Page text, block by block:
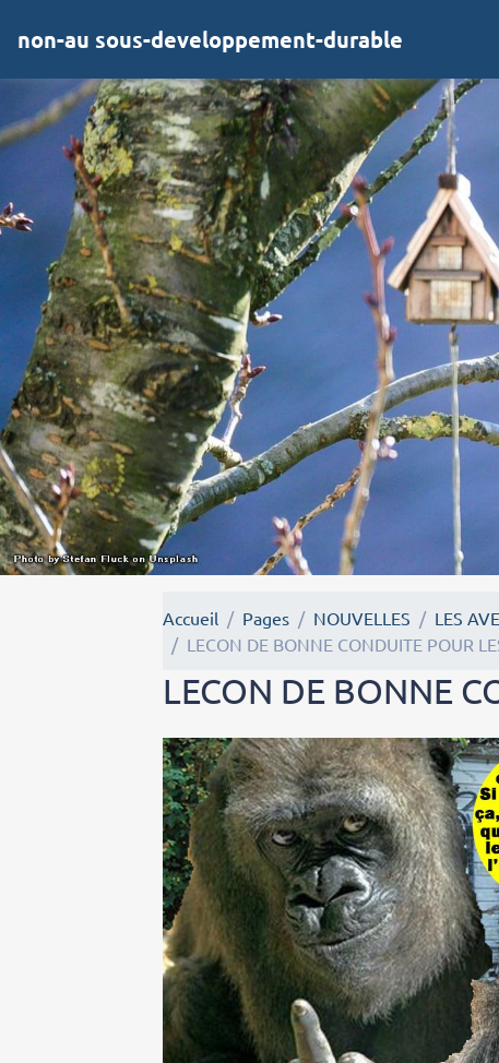
non-au sous-developpement-durable
Accueil Pages NOUVELLES
LES
LECON DE BONNE CONDUITE POUR
LECON DE BONNE